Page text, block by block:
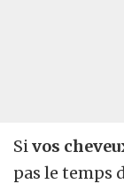
Sivos
pas le temps